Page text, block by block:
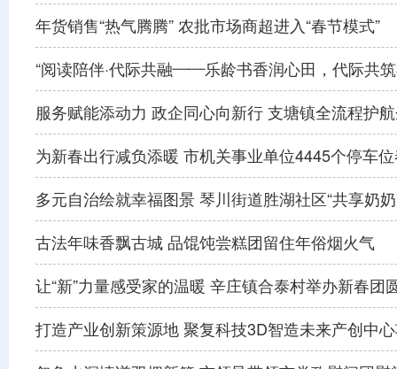
年货销售“热气腾腾” 农批市场商超进入“春节模式”
“阅读陪伴·代际共融——乐龄书香润心田，代际共
服务赋能添动力 政企同心向新行 支塘镇全流程护
为新春出行减负添暖 市机关事业单位4445个停车
多元自治绘就幸福图景 琴川街道胜湖社区“共享奶奶
古法年味香飘古城 品馄饨尝糕团留住年俗烟火气
让“新”力量感受家的温暖 辛庄镇合泰村举办新春团
打造产业创新策源地 聚复科技3D智造未来产创中